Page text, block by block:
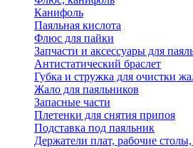
Канифоль
Паяльная кислота
Флюс для пайки
Запчасти и аксессуары для
Антистатический браслет
Губка и стружка для очистки
Жало для паяльников
Запасные части
Плетенки для снятия припоя
Подставка под паяльник
Держатели плат, рабочие столы,